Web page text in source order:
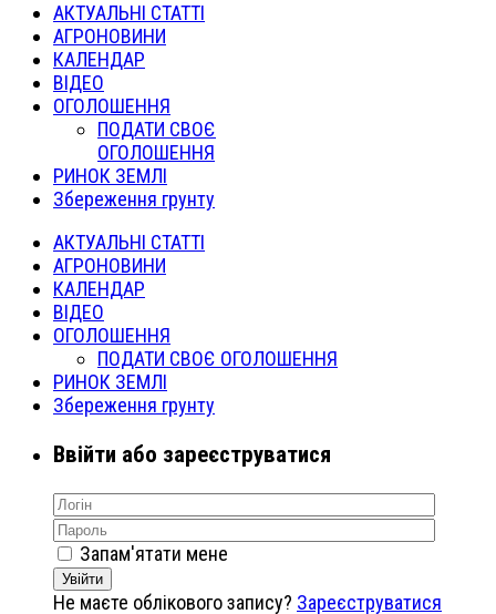
АКТУАЛЬНІ СТАТТІ
АГРОНОВИНИ
КАЛЕНДАР
ВІДЕО
ОГОЛОШЕННЯ
ПОДАТИ СВОЄ
ОГОЛОШЕННЯ
РИНОК ЗЕМЛІ
Збереження грунту
АКТУАЛЬНІ СТАТТІ
АГРОНОВИНИ
КАЛЕНДАР
ВІДЕО
ОГОЛОШЕННЯ
ПОДАТИ СВОЄ ОГОЛОШЕННЯ
РИНОК ЗЕМЛІ
Збереження грунту
Ввійти або зареєструватися
Запам'ятати мене
Увійти
Не маєте облікового запису? Зареєструватися